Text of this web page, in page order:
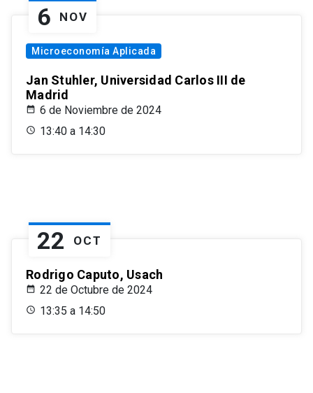
6 NOV
Microeconomía Aplicada
Jan Stuhler, Universidad Carlos III de
Madrid
6 de Noviembre de 2024
13:40 a 14:30
22 OCT
Rodrigo Caputo, Usach
22 de Octubre de 2024
13:35 a 14:50